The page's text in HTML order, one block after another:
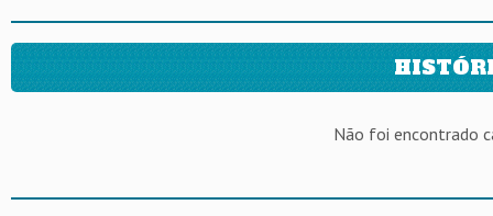
Não foi encontrado